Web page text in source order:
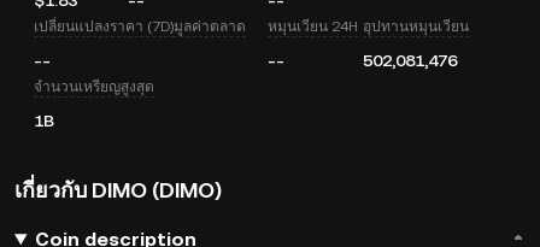
เปลี่ยนแปลงราคา (7D)
--
มูลค่าตลาด หมุนเวียน 24H
--
อุปทานหมุนเวียน
502,081,476
จำนวนเหรียญสูงสุด
1B
เกี่ยวกับ DIMO (DIMO)
Coin description